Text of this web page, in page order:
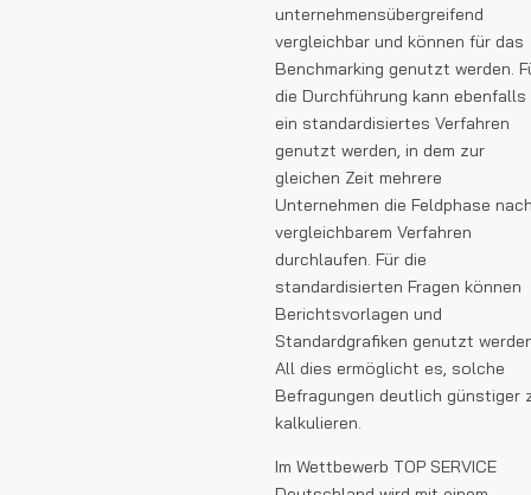
unternehmensübergreifend
vergleichbar und können für das
Benchmarking genutzt werden.
die Durchführung kann ebenfalls
ein standardisiertes Verfahren
genutzt werden, in dem zur
gleichen Zeit mehrere
Unternehmen die Feldphase
vergleichbarem Verfahren
durchlaufen. Für die
standardisierten Fragen können
Berichtsvorlagen und
Standardgrafiken genutzt
All dies ermöglicht es, solche
Befragungen deutlich günstiger
kalkulieren.
Im Wettbewerb TOP SERVICE